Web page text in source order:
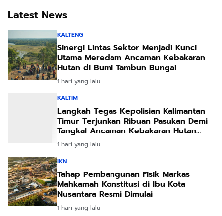
Ekonomi Daerah
Latest News
KALTENG
Sinergi Lintas Sektor Menjadi Kunci
Utama Meredam Ancaman Kebakaran
Hutan di Bumi Tambun Bungai
1 hari yang lalu
KALTIM
Langkah Tegas Kepolisian Kalimantan
Timur Terjunkan Ribuan Pasukan Demi
Tangkal Ancaman Kebakaran Hutan
Akibat Kemarau Ekstrem
1 hari yang lalu
IKN
Tahap Pembangunan Fisik Markas
Mahkamah Konstitusi di Ibu Kota
Nusantara Resmi Dimulai
1 hari yang lalu